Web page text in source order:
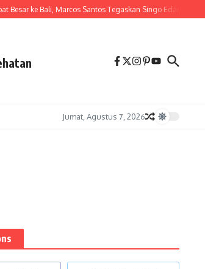
Besar ke Bali, Marcos Santos Tegaskan Singo Edan Siap
Jumat, Agustus 7, 2026